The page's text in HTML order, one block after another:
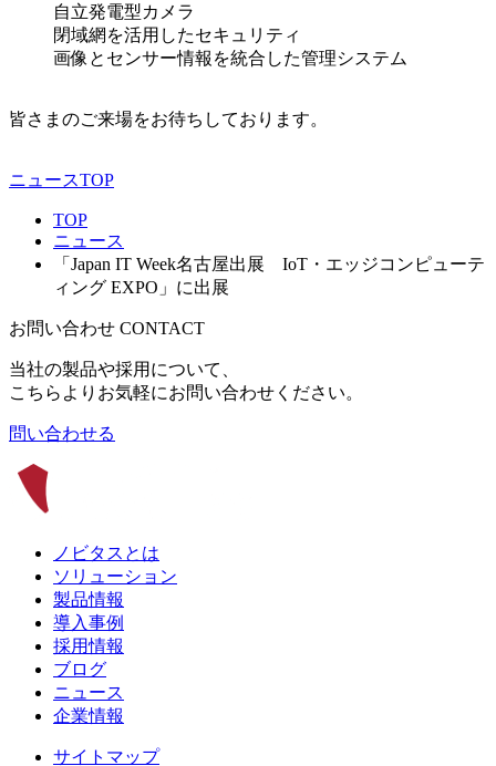
自立発電型カメラ
閉域網を活用したセキュリティ
画像とセンサー情報を統合した管理システム
皆さまのご来場をお待ちしております。
ニュースTOP
TOP
ニュース
「Japan IT Week名古屋出展 IoT・エッジコンピューテ
ィング EXPO」に出展
お問い合わせ CONTACT
当社の製品や採用について、
こちらよりお気軽にお問い合わせください。
問い合わせる
ノビタスとは
ソリューション
製品情報
導入事例
採用情報
ブログ
ニュース
企業情報
サイトマップ